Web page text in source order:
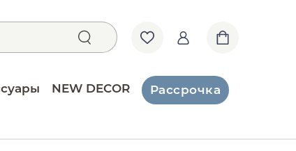
NEW DECOR Рассрочка